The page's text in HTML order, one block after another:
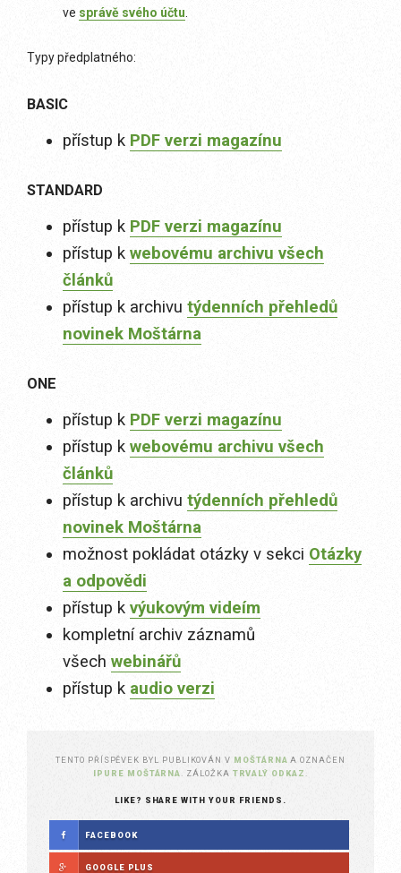
ve správě svého účtu
Typy předplatného:
BASIC
přístup k PDF verzi magazínu
STANDARD
přístup k PDF verzi magazínu
přístup k webovému archivu všech
článků
přístup k archivu týdenních přehledů
novinek Moštárna
ONE
přístup k PDF verzi magazínu
přístup k webovému archivu všech
článků
přístup k archivu týdenních přehledů
novinek Moštárna
možnost pokládat otázky v sekci Otázky
a odpovědi
přístup k výukovým videím
kompletní archiv záznamů
všech webinářů
přístup k audio verzi
TENTO PŘÍSPĚVEK BYL PUBLIKOVÁN V MOŠTÁRNA A OZNAČEN
IPURE MOŠTÁRNA
. ZÁLOŽKA TRVALÝ ODKAZ
LIKE? SHARE WITH YOUR FRIENDS.
FACEBOOK
GOOGLE PLUS